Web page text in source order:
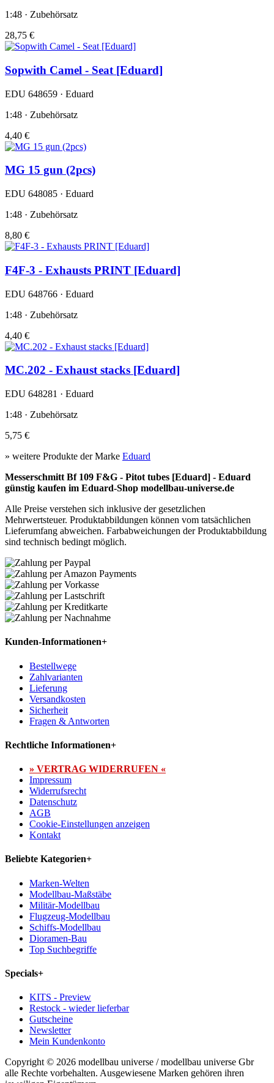
1:48 · Zubehörsatz
28,75 €
Sopwith Camel - Seat [Eduard]
EDU 648659 · Eduard
1:48 · Zubehörsatz
4,40 €
MG 15 gun (2pcs)
EDU 648085 · Eduard
1:48 · Zubehörsatz
8,80 €
F4F-3 - Exhausts PRINT [Eduard]
EDU 648766 · Eduard
1:48 · Zubehörsatz
4,40 €
MC.202 - Exhaust stacks [Eduard]
EDU 648281 · Eduard
1:48 · Zubehörsatz
5,75 €
» weitere Produkte der Marke Eduard
Messerschmitt Bf 109 F&G - Pitot tubes [Eduard] - Eduard
günstig kaufen im Eduard-Shop modellbau-universe.de
Alle Preise verstehen sich inklusive der gesetzlichen
Mehrwertsteuer. Produktabbildungen können vom tatsächlichen
Lieferumfang abweichen. Farbabweichungen der Produktabbildung
sind technisch bedingt möglich.
Kunden-Informationen+
Bestellwege
Zahlvarianten
Lieferung
Versandkosten
Sicherheit
Fragen & Antworten
Rechtliche Informationen+
» VERTRAG WIDERRUFEN «
Impressum
Widerrufsrecht
Datenschutz
AGB
Cookie-Einstellungen anzeigen
Kontakt
Beliebte Kategorien+
Marken-Welten
Modellbau-Maßstäbe
Militär-Modellbau
Flugzeug-Modellbau
Schiffs-Modellbau
Dioramen-Bau
Top Suchbegriffe
Specials+
KITS - Preview
Restock - wieder lieferbar
Gutscheine
Newsletter
Mein Kundenkonto
Copyright © 2026 modellbau universe / modellbau universe Gbr
alle Rechte vorbehalten. Ausgewiesene Marken gehören ihren